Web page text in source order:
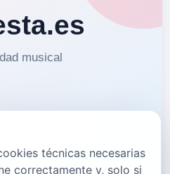
técnicas necesarias
correctamente y, solo si